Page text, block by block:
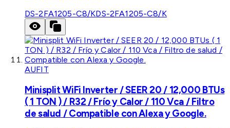
DS-2FA1205-C8/KDS-2FA1205-C8/K
AUFIT
Minisplit WiFi Inverter / SEER 20 / 12,000 BTUs
( 1 TON ) / R32 / Frío y Calor / 110 Vca / Filtro
de salud / Compatible con Alexa y Google.